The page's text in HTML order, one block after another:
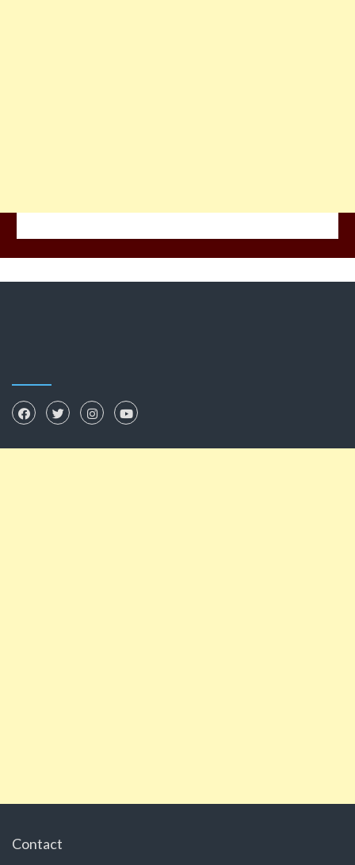
Contact